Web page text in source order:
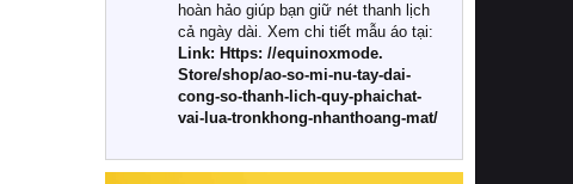
Khác với các dòng sản phẩm thông
thường, những bộ chăn ga gối đệm
cao cấp trải qua quy trình sản xuất
nghiêm ngặt từ khâu chọn lọc nguyên
liệu tự nhiên đến công nghệ dệt
nhuộm hiện đại không chứa hóa chất
này, bạn sẽ cảm nhận rõ rệt sự khác
hoàn hảo giúp bạn giữ nét thanh lịch
cả ngày dài. Xem chi tiết mẫu áo tại:
Link: Https: //equinoxmode.
Store/shop/ao-so-mi-nu-tay-dai-
cong-so-thanh-lich-quy-phaichat-
vai-lua-tronkhong-nhanthoang-mat/